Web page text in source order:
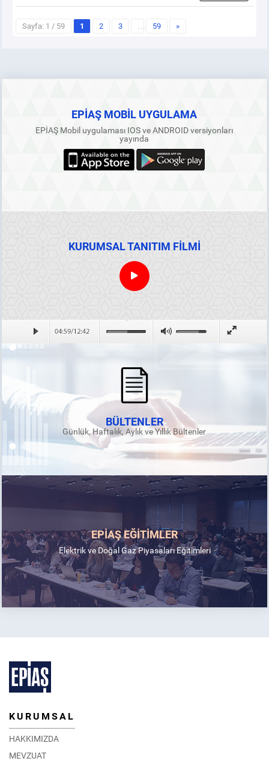
Sayfa: 1 / 59 1 2 3 … 59 »
EPİAŞ MOBİL UYGULAMA
EPİAŞ Mobil uygulaması IOS ve ANDROID versiyonları
yayında
KURUMSAL TANITIM FİLMİ
BÜLTENLER
Günlük, Haftalık, Aylık ve Yıllık Bültenler
EPİAŞ EĞİTİMLER
Elektrik ve Doğal Gaz Piyasaları Eğitimleri
KURUMSAL
HAKKIMIZDA
MEVZUAT